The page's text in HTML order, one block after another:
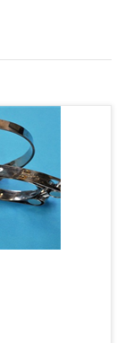
a 6" - possibilità
2000